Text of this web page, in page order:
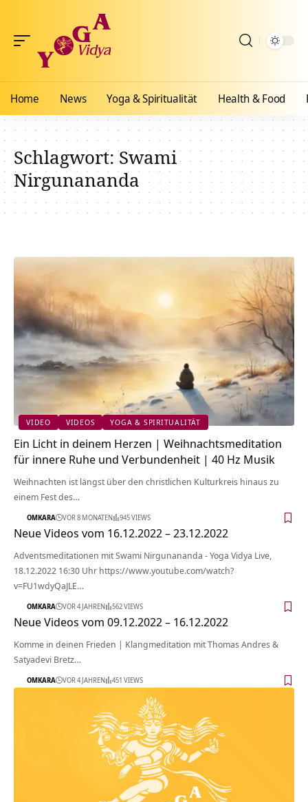
Home News Yoga & Spiritualität Health & Food
Schlagwort:Swami
Nirgunananda
VIDEO VIDEOS YOGA & SPIRITUALITÄT
Ein Licht in deinem Herzen | Weihnachtsmeditation
für innere Ruhe und Verbundenheit | 40 Hz Musik
Weihnachten ist längst über den christlichen Kulturkreis hinaus zu
einem Fest des…
OMKARA VOR 8 MONATEN 945 VIEWS
Neue Videos vom 16.12.2022 – 23.12.2022
Adventsmeditationen mit Swami Nirgunananda - Yoga Vidya Live,
18.12.2022 16:30 Uhr https://www.youtube.com/watch?
v=FU1wdyQaJLE…
OMKARA VOR 4 JAHREN 562 VIEWS
Neue Videos vom 09.12.2022 – 16.12.2022
Komme in deinen Frieden | Klangmeditation mit Thomas Andres &
Satyadevi Bretz…
OMKARA VOR 4 JAHREN 451 VIEWS